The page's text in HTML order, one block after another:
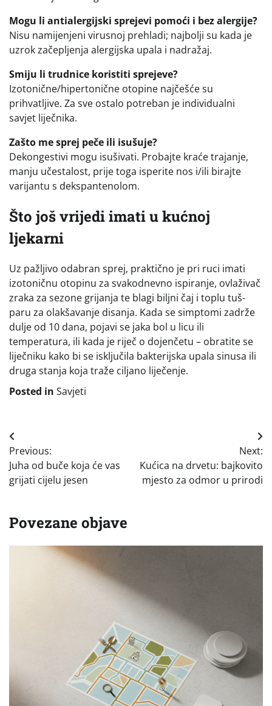
Mogu li antialergijski sprejevi pomoći i bez alergije?
Nisu namijenjeni virusnoj prehladi; najbolji su kada je
uzrok začepljenja alergijska upala i nadražaj.
Smiju li trudnice koristiti sprejeve?
Izotonične/hipertonične otopine najčešće su
prihvatljive. Za sve ostalo potreban je individualni
savjet liječnika.
Zašto me sprej peče ili isušuje?
Dekongestivi mogu isušivati. Probajte kraće trajanje,
manju učestalost, prije toga isperite nos i/ili birajte
varijantu s dekspantenolom.
Što još vrijedi imati u kućnoj
ljekarni
Uz pažljivo odabran sprej, praktično je pri ruci imati
izotoničnu otopinu za svakodnevno ispiranje, ovlaživač
zraka za sezone grijanja te blagi biljni čaj i toplu tuš-
paru za olakšavanje disanja. Kada se simptomi zadrže
dulje od 10 dana, pojavi se jaka bol u licu ili
temperatura, ili kada je riječ o dojenčetu – obratite se
liječniku kako bi se isključila bakterijska upala sinusa ili
druga stanja koja traže ciljano liječenje.
Posted in Savjeti
Navigacija
objava
Previous:
Juha od buče koja će vas
grijati cijelu jesen
Next:
Kućica na drvetu: bajkovito
mjesto za odmor u prirodi
Povezane objave